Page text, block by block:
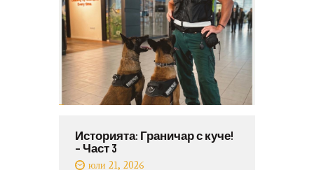
Историята: Граничар с куче!
– Част 3
юли 21, 2026